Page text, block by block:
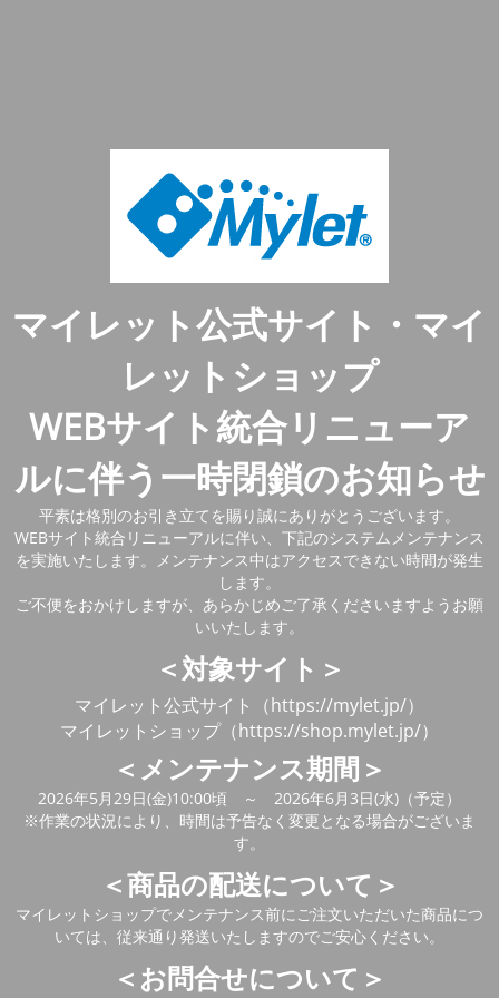
マイレット公式サイト・マイ
レットショップ
WEBサイト統合リニューア
ルに伴う一時閉鎖のお知らせ
平素は格別のお引き立てを賜り誠にありがとうございます。
WEBサイト統合リニューアルに伴い、下記のシステムメンテナンス
を実施いたします。メンテナンス中はアクセスできない時間が発生
します。
ご不便をおかけしますが、あらかじめご了承くださいますようお願
いいたします。
＜対象サイト＞
マイレット公式サイト（https://mylet.jp/）
マイレットショップ（https://shop.mylet.jp/）
＜メンテナンス期間＞
2026年5月29日(金)10:00頃 ～ 2026年6月3日(水)（予定）
※作業の状況により、時間は予告なく変更となる場合がございま
す。
＜商品の配送について＞
マイレットショップでメンテナンス前にご注文いただいた商品につ
いては、従来通り発送いたしますのでご安心ください。
＜お問合せについて＞